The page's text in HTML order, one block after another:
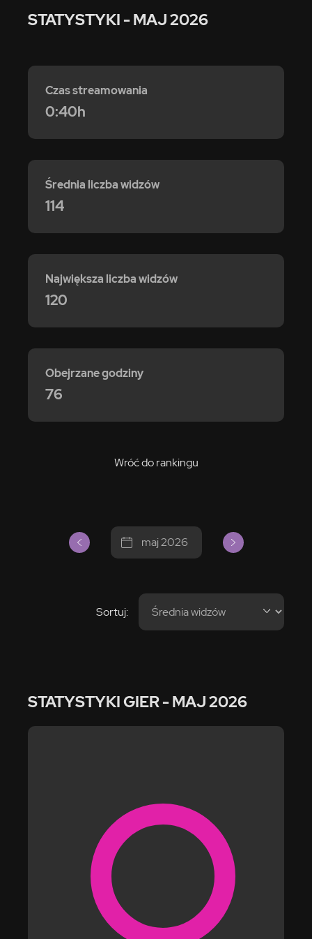
STATYSTYKI - MAJ 2026
Wróć do rankingu
Czas streamowania
0:40h
Średnia liczba widzów
114
Największa liczba widzów
120
Obejrzane godziny
76
maj 2026
Sortuj:
STATYSTYKI GIER- MAJ 2026